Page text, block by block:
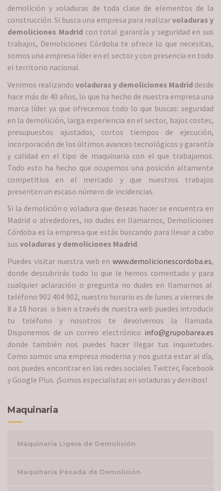
demolición y voladuras de toda clase de elementos de la
construcción. Si busca una empresa para realizarvoladuras y
demoliciones Madridcon total garantía y seguridad en sus
trabajos, Demoliciones Córdoba te ofrece lo que necesitas,
somos una empresa líder en el sector y con presencia en todo
el territorio nacional.
Venimos realizando voladuras y demoliciones Madrid desde
hace más de 40 años, lo que ha hecho de nuestra empresa una
marca líder ya que ofrecemos todo lo que buscas: seguridad
en la demolición, larga experiencia en el sector, bajos costes,
presupuestos ajustados, cortos tiempos de ejecución,
incorporación de los últimos avances tecnológicos y garantía
y calidad en el tipo de maquinaria con el que trabajamos.
Todo esto ha hecho que ocupemos una posición altamente
competitiva en el mercado y que nuestros trabajos
presenten un escaso número de incidencias.
Si la demolición o voladura que deseas hacer se encuentra en
Madrid o alrededores, no dudes en llamarnos, Demoliciones
Córdoba es la empresa que estás buscando para llevar a cabo
sus voladuras y demoliciones Madrid.
Puedes visitar nuestra web en www.demolicionescordoba.es,
donde descubrirás todo lo que le hemos comentado y para
cualquier aclaración o pregunta no dudes en llamarnos al
teléfono 902 404 902, nuestro horario es de lunes a viernes de
8 a 18 horas o bien a través de nuestra web puedes introducir
tu teléfono y nosotros te devolvemos la llamada.
Disponemos de un correo electrónico info@grupobarea.es
donde también nos puedes hacer llegar tus inquietudes.
Como somos una empresa moderna y nos gusta estar al día,
nos puedes encontrar en las redes sociales Twitter, Facebook
y Google Plus. ¡Somos especialistas en voladuras y derribos!
Maquinaria
Maquinaria Ligera de Demolición
Maquinaria Pesada de Demolición